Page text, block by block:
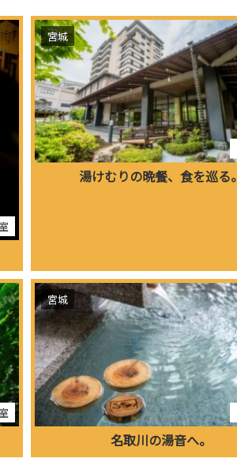
宮城
湯けむりの晩餐、食を巡る。
宮城
名取川の湯音へ。